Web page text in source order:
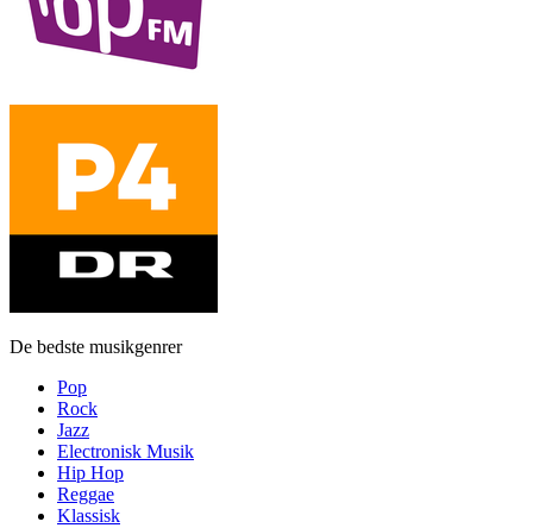
De bedste musikgenrer
Pop
Rock
Jazz
Electronisk Musik
Hip Hop
Reggae
Klassisk